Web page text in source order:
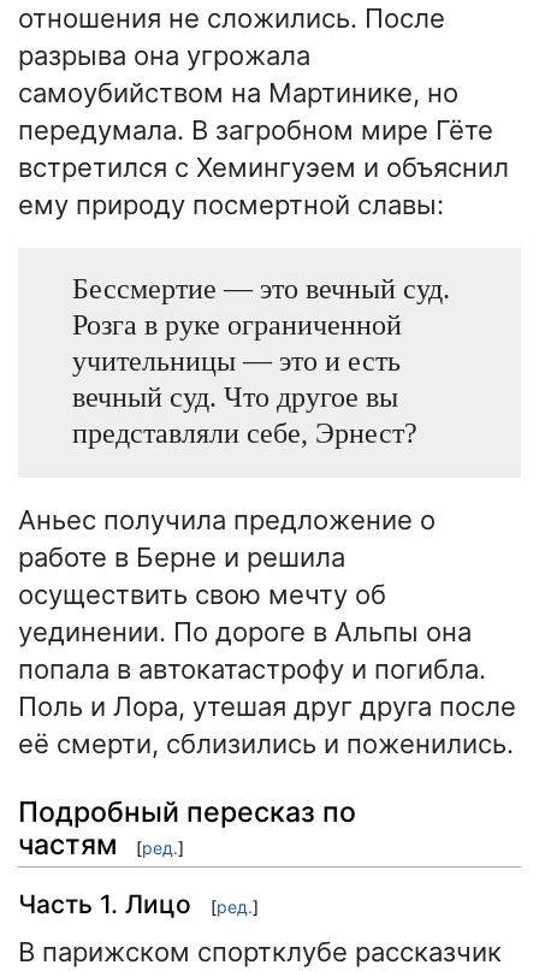
отношения не сложились. После
разрыва она угрожала
самоубийством на Мартинике, но
передумала. В загробном мире Гёте
встретился с Хемингуэем и объяснил
ему природу посмертной славы:
Бессмертие — это вечный суд.
Розга в руке ограниченной
учительницы — это и есть
вечный суд. Что другое вы
представляли себе, Эрнест?
Аньес получила предложение о
работе в Берне и решила
осуществить свою мечту об
уединении. По дороге в Альпы она
попала в автокатастрофу и погибла.
Поль и Лора, утешая друг друга после
её смерти, сблизились и поженились.
Подробный пересказ по
частям
[ред.]
Часть 1. Лицо [ред.]
В парижском спортклубе рассказчик